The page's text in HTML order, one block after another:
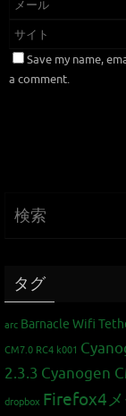
Save my name,
a comment.
タグ
arc Barnacle Wifi
CM7.0 RC4 k001
2.3.3 Cyanogen
dropbox Firefox4